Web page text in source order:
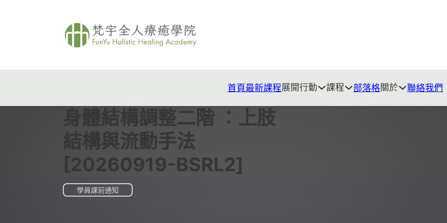
首頁最新課程展開行動 課程 部落格關於 聯絡我們
身體結構調整二階 ：上肢
結構與流動手法
[20260919-BSRL2]
學員課前通知